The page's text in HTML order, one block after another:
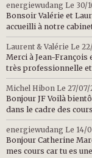
energiewudang Le 30/
Bonsoir Valérie et
accueilli à notre
Laurent & Valérie Le
Merci à Jean-François
très professionnelle et
Michel Hibon Le 27/
Bonjour JF Voilà
dans le cadre des
energiewudang Le 14/
Bonjour Catherine
mes cours car tu es